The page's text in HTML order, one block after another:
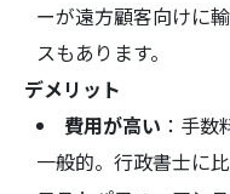
ーが遠方顧客向けに
スもあります。
デメリット
費用が高い ：手
一般的。行政書士に